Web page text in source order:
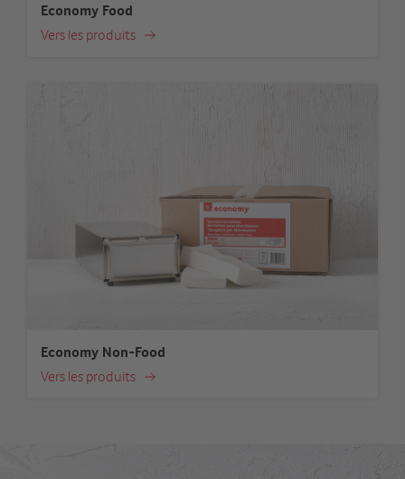
Economy Food
Vers les produits
Economy Non-Food
Vers les produits